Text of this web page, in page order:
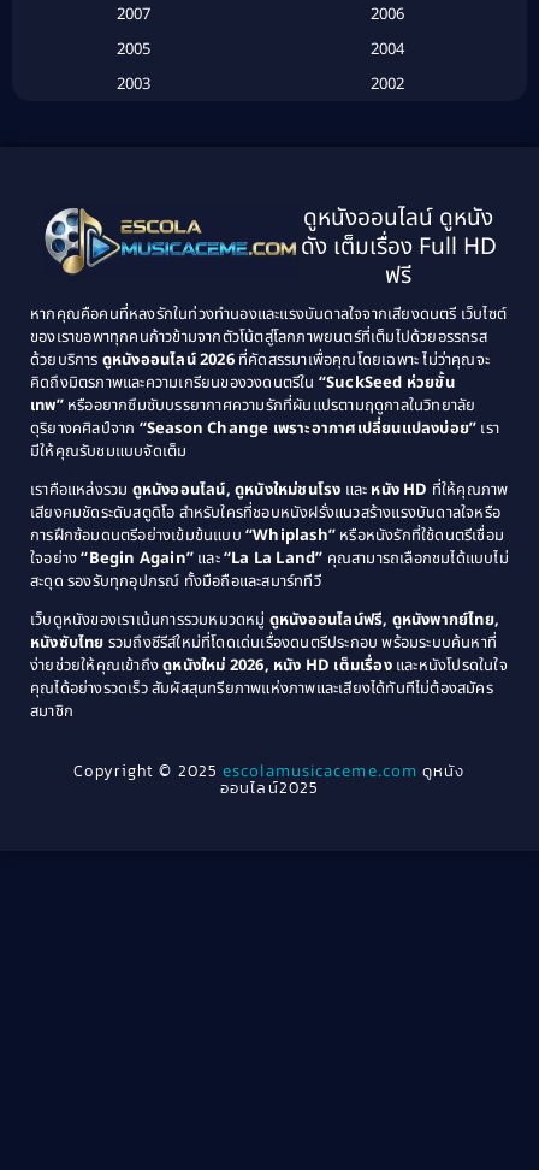
(134)
Classic หนังคลาสสิก(21)
Classic หนังคลาสสิก(25)
Comedy ตลก(46)
Comedy ตลก(515)
Coming of Age ก้าวพ้นวัย(1)
Coming-of-Age(3)
Community(1)
Crime อาชญากรรม(78)
Cult Film(4)
2007
2006
2005
2004
2003
2002
1995
1994
1993
1992
1989
1988
1987
1986
1985
1984
1983
1982
1979
1978
1976
1975
1974
1971
1970
1969
1968
1964
1963
1940
ดูหนังออนไลน์ ดูหนัง
ดัง เต็มเรื่อง Full HD
ฟรี
หากคุณคือคนที่หลงรักในท่วงทำนองและแรงบันดาลใจจากเสียงดนตรี เว็บไซต์
ของเราขอพาทุกคนก้าวข้ามจากตัวโน้ตสู่โลกภาพยนตร์ที่เต็มไปด้วยอรรถรส
ด้วยบริการ ดูหนังออนไลน์ 2026ที่คัดสรรมาเพื่อคุณโดยเฉพาะ ไม่ว่าคุณจะ
คิดถึงมิตรภาพและความเกรียนของวงดนตรีใน “SuckSeed ห่วยขั้น
เทพ”หรืออยากซึมซับบรรยากาศความรักที่ผันแปรตามฤดูกาลในวิทยาลัย
ดุริยางคศิลป์จาก “Season Change เพราะอากาศเปลี่ยนแปลงบ่อย” เรา
มีให้คุณรับชมแบบจัดเต็ม
เราคือแหล่งรวม ดูหนังออนไลน์, ดูหนังใหม่ชนโรง และ หนัง HD ที่ให้คุณภาพ
เสียงคมชัดระดับสตูดิโอ สำหรับใครที่ชอบหนังฝรั่งแนวสร้างแรงบันดาลใจหรือ
การฝึกซ้อมดนตรีอย่างเข้มข้นแบบ “Whiplash” หรือหนังรักที่ใช้ดนตรีเชื่อม
ใจอย่าง“Begin Again” และ“La La Land” คุณสามารถเลือกชมได้แบบไม่
สะดุด รองรับทุกอุปกรณ์ ทั้งมือถือและสมาร์ททีวี
เว็บดูหนังของเราเน้นการรวมหมวดหมู่ ดูหนังออนไลน์ฟรี, ดูหนังพากย์ไทย,
หนังซับไทย รวมถึงซีรีส์ใหม่ที่โดดเด่นเรื่องดนตรีประกอบ พร้อมระบบค้นหาที่
ง่ายช่วยให้คุณเข้าถึงดูหนังใหม่ 2026, หนัง HD เต็มเรื่องและหนังโปรดในใจ
คุณได้อย่างรวดเร็ว สัมผัสสุนทรียภาพแห่งภาพและเสียงได้ทันทีไม่ต้องสมัคร
สมาชิก
Copyright © 2025escolamusicaceme.com ดูหนัง
ออนไลน์2025